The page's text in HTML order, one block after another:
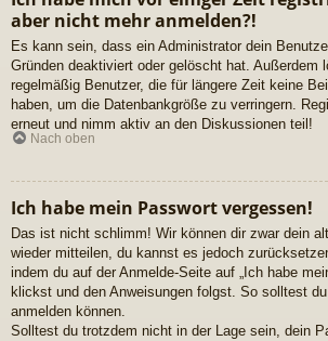
aber nicht mehr anmelden?!
Es kann sein, dass ein Administrator dein
Gründen deaktiviert oder gelöscht hat. Außerdem
regelmäßig Benutzer, die für längere Zeit keine
haben, um die Datenbankgröße zu verringern.
erneut und nimm aktiv an den Diskussionen teil!
Nach oben
Ich habe mein Passwort vergessen!
Das ist nicht schlimm! Wir können dir zwar dein
wieder mitteilen, du kannst es jedoch
indem du auf der Anmelde-Seite auf „Ich habe
klickst und den Anweisungen folgst. So solltest
anmelden können.
Solltest du trotzdem nicht in der Lage sein, dein